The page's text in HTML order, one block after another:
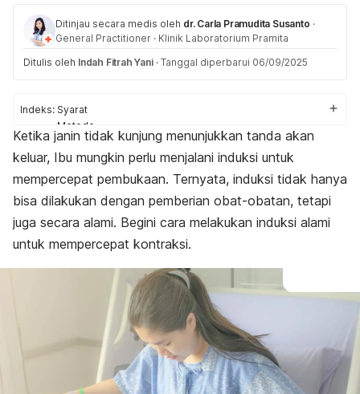
Ditinjau secara medis oleh dr. Carla Pramudita Susanto ·
General Practitioner · Klinik Laboratorium Pramita
Ditulis oleh Indah Fitrah Yani · Tanggal diperbarui 06/09/2025
Indeks: Syarat
Metode
Posisi yang membantu
Kapan dibutuhkan?
Ketika janin tidak kunjung menunjukkan tanda akan
keluar, Ibu mungkin perlu menjalani induksi untuk
mempercepat pembukaan. Ternyata, induksi tidak hanya
bisa dilakukan dengan pemberian obat-obatan, tetapi
juga secara alami. Begini cara melakukan induksi alami
untuk mempercepat kontraksi.